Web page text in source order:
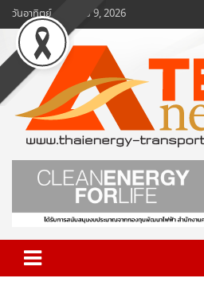
Skip
to
content
วันอาทิตย์, สิงหาคม 9, 2026
www.ten-
ข่าวพลังงานและคมนาคม